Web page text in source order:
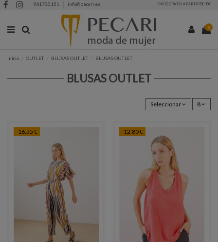
961730151 info@pecari.es ENVÍO GRATIS A PARTIR DE 90€
0
Inicio OUTLET BLUSAS OUTLET BLUSAS OUTLET
BLUSAS OUTLET
Seleccionar 8
-16,55 € -12,80 €